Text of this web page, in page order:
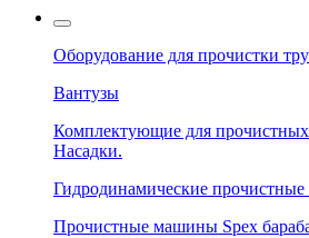
Оборудование для прочистки
Вантузы
Комплектующие для
Насадки.
Гидродинамические
Прочистные машины Spex